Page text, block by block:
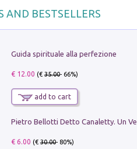
AND BESTSELLERS
Guida spirituale alla perfezione
€ 12.00 (€35.00- 66%)
add to cart
€ 6.00 (€30.00- 80%)